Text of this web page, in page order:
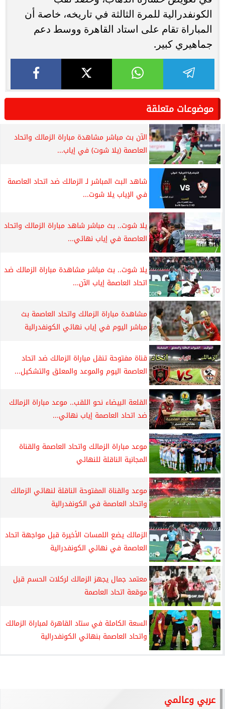
الكونفدرالية للمرة الثالثة في تاريخه، خاصة أن
المباراة تقام على استاد القاهرة ووسط دعم
جماهيري كبير.
موضوعات متعلقة
الآن بث مباشر مشاهدة مباراة الزمالك واتحاد
العاصمة (يلا شوت) في إياب...
شاهد البث المباشر لـ الزمالك ضد اتحاد العاصمة
في الإياب يلا شوت...
يلا شوت.. بث مباشر شاهد مباراة الزمالك واتحاد
العاصمة في إياب نهائي...
يلا شوت.. بث مباشر مشاهدة مباراة الزمالك ضد
اتحاد العاصمة إياب الآن...
مشاهدة مباراة الزمالك واتحاد العاصمة بث
مباشر اليوم في إياب نهائي الكونفدرالية
قناة مفتوحة تنقل مباراة الزمالك ضد اتحاد
العاصمة اليوم والموعد والمعلق والتشكيل...
القلعة البيضاء نحو اللقب.. موعد مباراة الزمالك
ضد اتحاد العاصمة إياب نهائي...
موعد مباراة الزمالك واتحاد العاصمة والقناة
المجانية الناقلة للنهائي
موعد والقناة المفتوحة الناقلة لنهائي الزمالك
واتحاد العاصمة في الكونفدرالية
الزمالك يضع اللمسات الأخيرة قبل مواجهة اتحاد
العاصمة في نهائي الكونفدرالية
معتمد جمال يجهز الزمالك لركلات الحسم قبل
موقعة اتحاد العاصمة
السعة الكاملة في ستاد القاهرة لمباراة الزمالك
واتحاد العاصمة بنهائي الكونفدرالية
عربي وعالمي